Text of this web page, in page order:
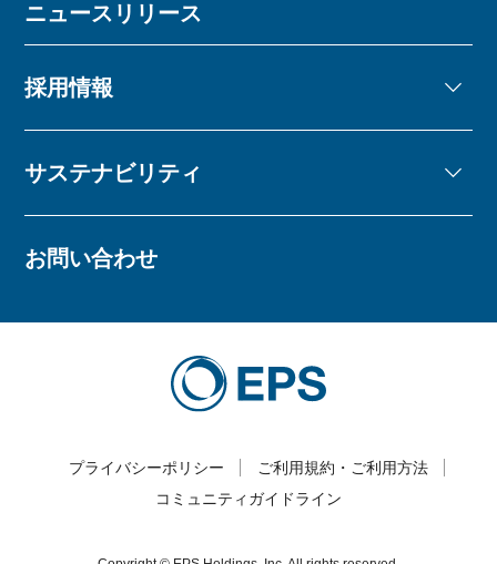
ニュースリリース
採用情報
サステナビリティ
お問い合わせ
プライバシーポリシー
ご利用規約・ご利用方法
コミュニティガイドライン